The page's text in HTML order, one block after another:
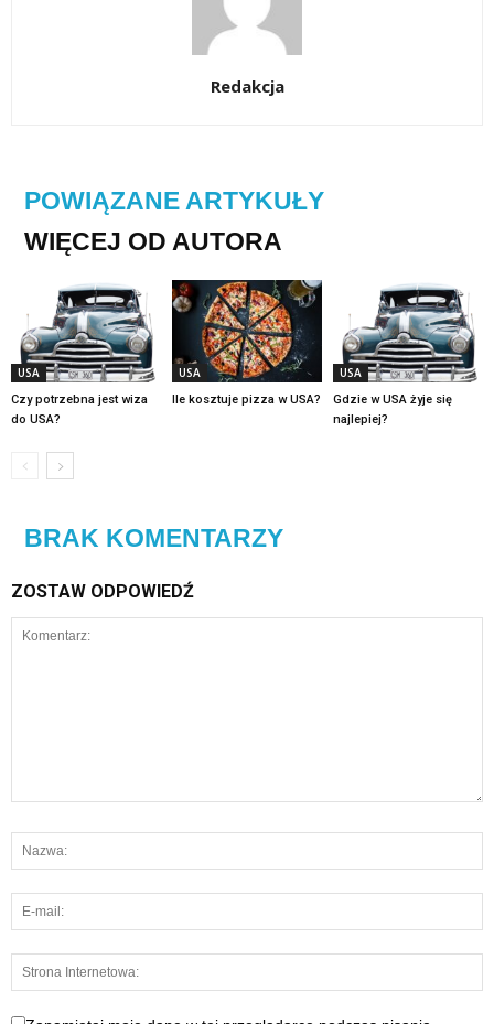
Redakcja
POWIĄZANE ARTYKUŁY
WIĘCEJ OD AUTORA
USA
Czy potrzebna jest wiza
do USA?
USA
Ile kosztuje pizza w USA?
USA
Gdzie w USA żyje się
najlepiej?
BRAK KOMENTARZY
ZOSTAW ODPOWIEDŹ